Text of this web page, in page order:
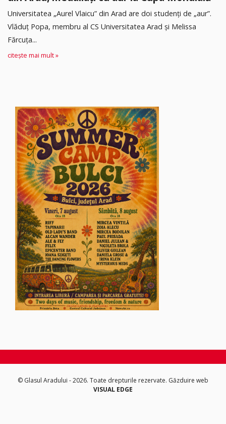
Universitatea „Aurel Vlaicu” din Arad are doi studenți de „aur”.
Vlăduț Popa, membru al CS Universitatea Arad și Melissa
Fărcuța...
citește mai mult »
© Glasul Aradului - 2026. Toate drepturile rezervate. Găzduire web
VISUAL EDGE